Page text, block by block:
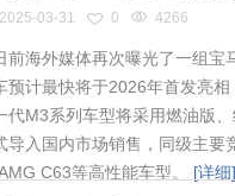
2025-03-31 0 4266
海外媒体再次曝光了一组宝
预计最快将于2026年首发亮
代M3系列车型将采用燃油版
导入国内市场销售，同级主要
C63等高性能车型。 [详细]